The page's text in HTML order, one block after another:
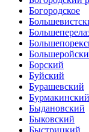
Богородское
Борский
Буйский
Бурашевский
Бурмакинский
Быдановский
Быковский
Быстрицкий